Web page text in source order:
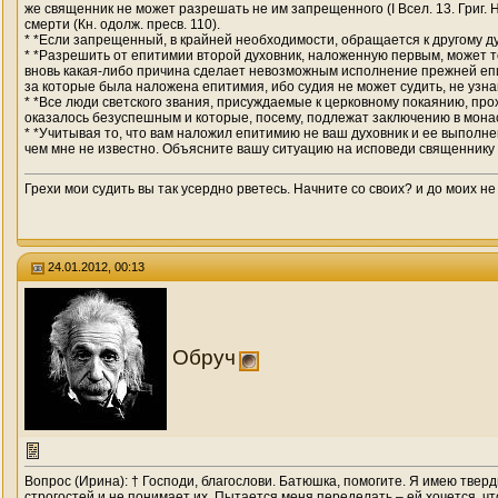
же священник не может разрешать не им запрещенного (I Всел. 13. Григ.
смерти (Кн. одолж. пресв. 110).
* *Если запрещенный, в крайней необходимости, обращается к другому
* *Разрешить от епитимии второй духовник, наложенную первым, может
вновь какая-либо причина сделает невозможным исполнение прежней
за которые была наложена епитимия, ибо судия не может судить, не
* *Все люди светского звания, присуждаемые к церковному покаянию,
оказалось безуспешным и кото­рые, посему, подлежат заключению в
* *Учитывая то, что вам наложил епитимию не ваш духовник и ее
чем мне не известно. Объясните вашу ситуацию на исповеди
Грехи мои судить вы так усердно рветесь. Начните со своих? и до моих
24.01.2012, 00:13
Обруч
Вопрос (Ирина): † Господи, благослови. Батюшка, помогите. Я имею